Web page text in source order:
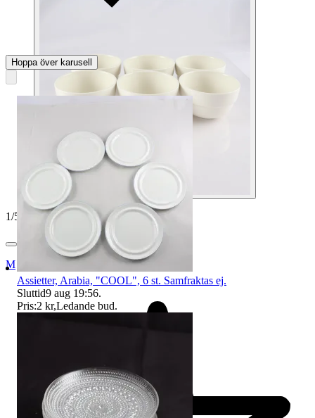
1/5
Myrorna
Hoppa över karusell
Assietter, Arabia, "COOL", 6 st. Samfraktas ej.
Sluttid9 aug 19:56.
Pris:2 kr,Ledande bud.